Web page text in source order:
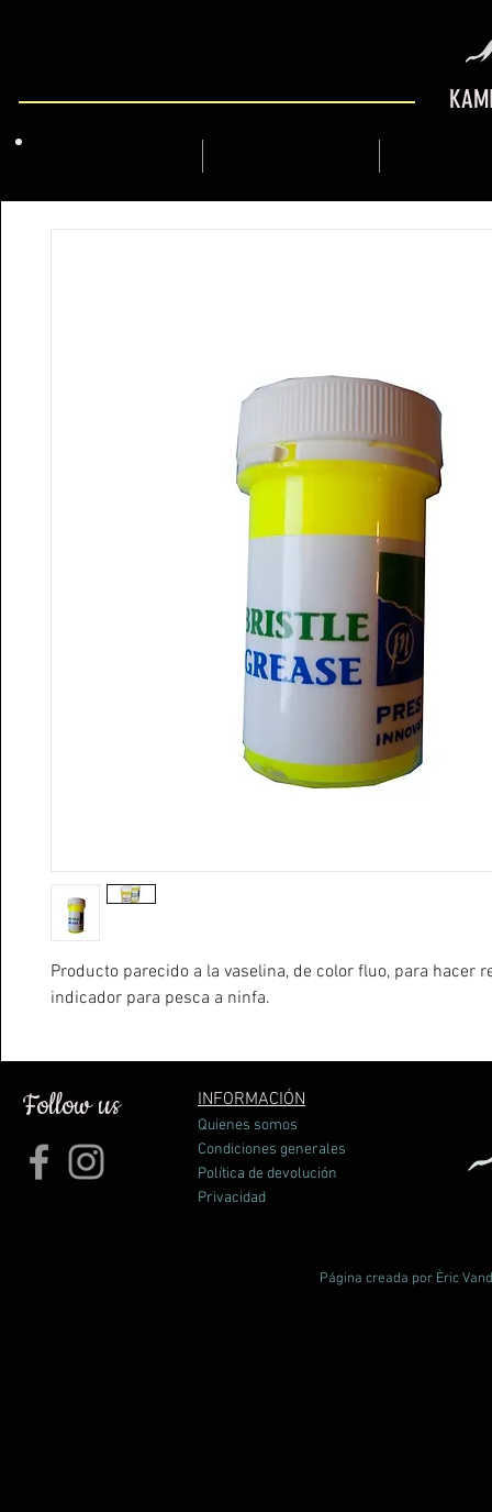
Producto parecido a la vaselina, de color fluo, para hacer
indicador para pesca a ninfa.
Follow us INFORMACIÓN
Quienes somos
Condiciones generales
Política de devolución
Privacidad
Página creada por Èric